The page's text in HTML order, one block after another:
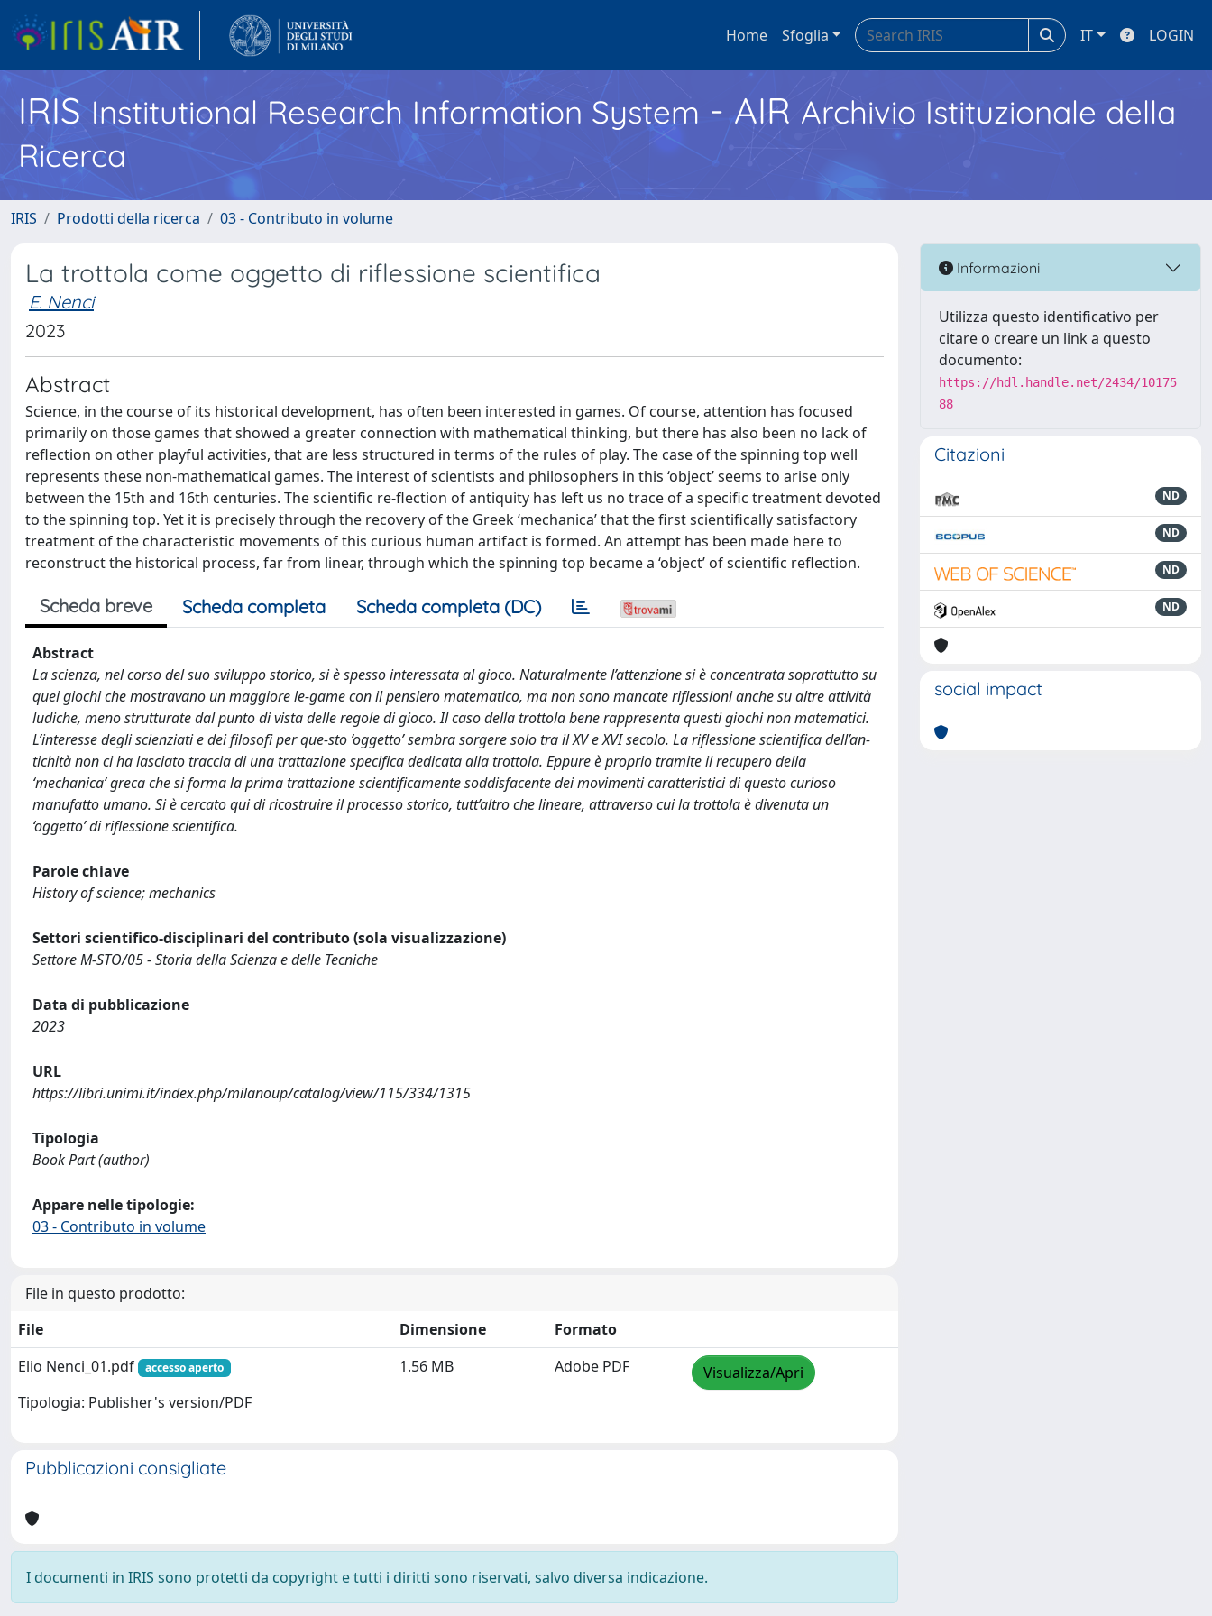
Home Sfoglia IT LOGIN
IRISInstitutional Research Information System - AIR Archivio Istituzionale della
Ricerca
IRIS Prodotti della ricerca 03 - Contributo in volume
La trottola come oggetto di riflessione scientifica
E. Nenci
2023
Abstract
Science, in the course of its historical development, has often been interested in games. Of course, attention has focused
primarily on those games that showed a greater connection with mathematical thinking, but there has also been no lack of
reflection on other playful activities, that are less structured in terms of the rules of play. The case of the spinning top well
represents these non-mathematical games. The interest of scientists and philosophers in this ‘object’ seems to arise only
between the 15th and 16th centuries. The scientific re-flection of antiquity has left us no trace of a specific treatment devoted
to the spinning top. Yet it is precisely through the recovery of the Greek ‘mechanica’ that the first scientifically satisfactory
treatment of the characteristic movements of this curious human artifact is formed. An attempt has been made here to
reconstruct the historical process, far from linear, through which the spinning top became a ‘object’ of scientific reflection.
Scheda breve Scheda completa Scheda completa (DC)
Abstract
La scienza, nel corso del suo sviluppo storico, si è spesso interessata al gioco. Naturalmente l’attenzione si è concentrata soprattutto su
quei giochi che mostravano un maggiore le-game con il pensiero matematico, ma non sono mancate riflessioni anche su altre attività
ludiche, meno strutturate dal punto di vista delle regole di gioco. Il caso della trottola bene rappresenta questi giochi non matematici.
L’interesse degli scienziati e dei filosofi per que-sto ‘oggetto’ sembra sorgere solo tra il XV e XVI secolo. La riflessione scientifica dell’an-
tichità non ci ha lasciato traccia di una trattazione specifica dedicata alla trottola. Eppure è proprio tramite il recupero della
‘mechanica’ greca che si forma la prima trattazione scientificamente soddisfacente dei movimenti caratteristici di questo curioso
manufatto umano. Si è cercato qui di ricostruire il processo storico, tutt’altro che lineare, attraverso cui la trottola è divenuta un
‘oggetto’ di riflessione scientifica.
Parole chiave
History of science; mechanics
Settori scientifico-disciplinari del contributo (sola visualizzazione)
Settore M-STO/05 - Storia della Scienza e delle Tecniche
Data di pubblicazione
2023
URL
https://libri.unimi.it/index.php/milanoup/catalog/view/115/334/1315
Tipologia
Book Part (author)
Appare nelle tipologie:
03 - Contributo in volume
File in questo prodotto:
File
Dimensione
Formato
Elio Nenci_01.pdf
accesso aperto
Tipologia: Publisher's version/PDF
1.56 MB Adobe PDF Visualizza/Apri
Pubblicazioni consigliate
I documenti in IRIS sono protetti da copyright e tutti i diritti sono riservati, salvo diversa indicazione.
Informazioni
Utilizza questo identificativo per
citare o creare un link a questo
documento:
https://hdl.handle.net/2434/10175
88
Citazioni
ND
ND
ND
ND
social impact